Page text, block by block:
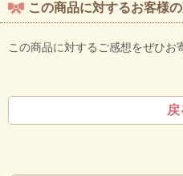
この商品に対するお客様
この商品に対するご感想をぜひお
戻